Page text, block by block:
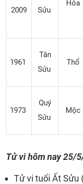
2009
Sửu
Hỏa
1961
Tân
Sửu
Thổ
1973
Quý
Sửu
Mộc
Tử vi hôm nay 25/
Tử vi tuổi Ất Sửu